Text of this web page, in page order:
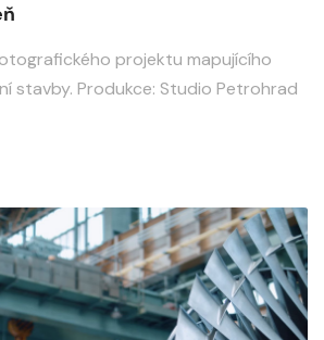
projektu mapujícího
stavby. Produkce: Studio Petrohrad